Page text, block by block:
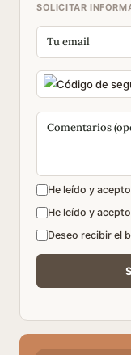
SOLICITAR
He leído y
He leído y
Deseo recibir el